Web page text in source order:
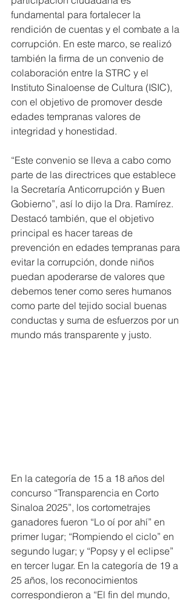
fundamental para fortalecer la
rendición de cuentas y el combate a la
corrupción. En este marco, se realizó
también la firma de un convenio de
colaboración entre la STRC y el
Instituto Sinaloense de Cultura (ISIC),
con el objetivo de promover desde
edades tempranas valores de
integridad y honestidad.
“Este convenio se lleva a cabo como
parte de las directrices que establece
la Secretaría Anticorrupción y Buen
Gobierno”, así lo dijo la Dra. Ramírez.
Destacó también, que el objetivo
principal es hacer tareas de
prevención en edades tempranas para
evitar la corrupción, donde niños
puedan apoderarse de valores que
debemos tener como seres humanos
como parte del tejido social buenas
conductas y suma de esfuerzos por un
mundo más transparente y justo.
En la categoría de 15 a 18 años del
concurso “Transparencia en Corto
Sinaloa 2025”, los cortometrajes
ganadores fueron “Lo oí por ahí” en
primer lugar; “Rompiendo el ciclo” en
segundo lugar; y “Popsy y el eclipse”
en tercer lugar. En la categoría de 19 a
25 años, los reconocimientos
correspondieron a “El fin del mundo,